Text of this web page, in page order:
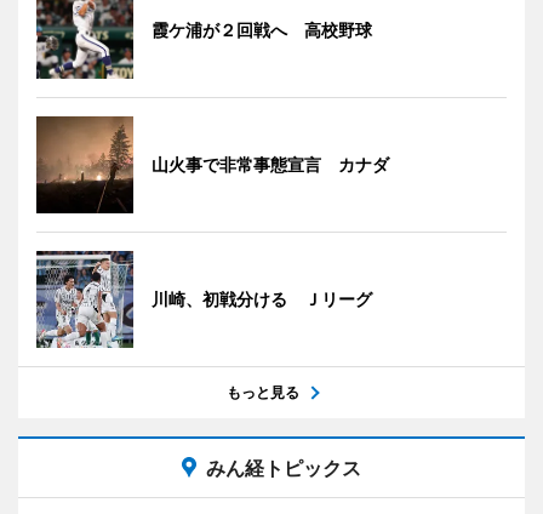
霞ケ浦が２回戦へ 高校野球
山火事で非常事態宣言 カナダ
川崎、初戦分ける Ｊリーグ
もっと見る
みん経トピックス